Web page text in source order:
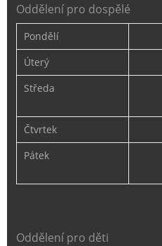
Oddělení pro dospělé
Pondělí
Úterý
Středa
Čtvrtek
Pátek
Oddělení pro děti